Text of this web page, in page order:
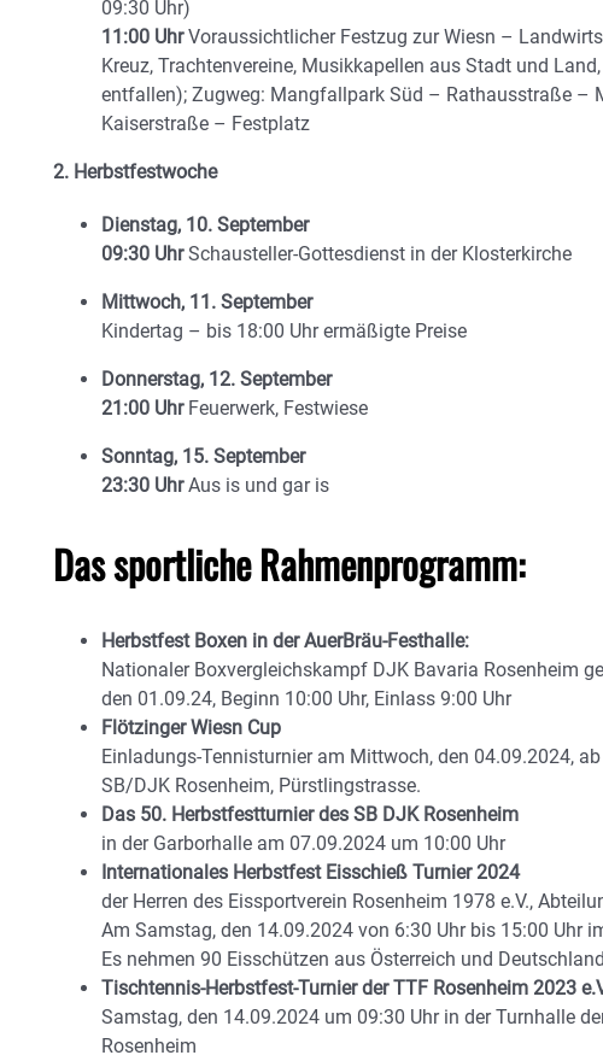
09:30 Uhr)
11:00 UhrVoraussichtlicher Festzug zur Wiesn –
Kreuz, Trachtenvereine, Musikkapellen aus Stadt und
entfallen); Zugweg: Mangfallpark Süd – Rathausstraße –
Kaiserstraße – Festplatz
2. Herbstfestwoche
Dienstag, 10. September
09:30 UhrSchausteller-Gottesdienst in der Klosterkirche
Mittwoch, 11. September
Kindertag – bis 18:00 Uhr ermäßigte Preise
Donnerstag, 12. September
21:00 UhrFeuerwerk, Festwiese
Sonntag, 15. September
23:30 UhrAus is und gar is
Das sportliche Rahmenprogramm:
Herbstfest Boxen in der AuerBräu-Festhalle:
Nationaler Boxvergleichskampf DJK Bavaria Rosenheim
den 01.09.24, Beginn 10:00 Uhr, Einlass 9:00 Uhr
Flötzinger Wiesn Cup
Einladungs-Tennisturnier am Mittwoch, den 04.09.2024,
SB/DJK Rosenheim, Pürstlingstrasse.
Das 50. Herbstfestturnier des SB DJK Rosenheim
in der Garborhalle am 07.09.2024 um 10:00 Uhr
Internationales Herbstfest Eisschieß Turnier 2024
der Herren des Eissportverein Rosenheim 1978 e.V.,
Am Samstag, den 14.09.2024 von 6:30 Uhr bis 15:00 Uhr
Es nehmen 90 Eisschützen aus Österreich und
Tischtennis-Herbstfest-Turnier der TTF Rosenheim 2023
Samstag, den 14.09.2024 um 09:30 Uhr in der Turnhalle
Rosenheim